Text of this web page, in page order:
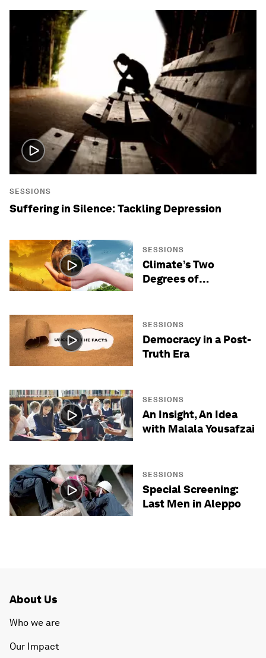
SESSIONS
Suffering in Silence: Tackling Depression
SESSIONS
Climate’s Two
Degrees of
SESSIONS
Democracy in a Post-
Truth Era
SESSIONS
An Insight, An Idea
with Malala Yousafzai
SESSIONS
Special Screening:
Last Men in Aleppo
About Us
Who we are
Our Impact